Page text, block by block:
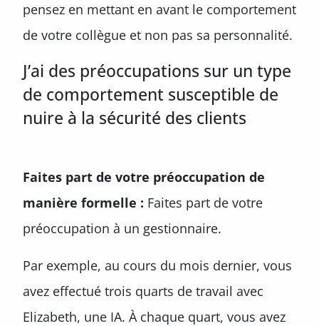
pensez en mettant en avant le comportement
de votre collègue et non pas sa personnalité.
J’ai des préoccupations sur un type
de comportement susceptible de
nuire à la sécurité des clients
Faites part de votre préoccupation de
manière formelle : Faites part de votre
préoccupation à un gestionnaire.
Par exemple, au cours du mois dernier, vous
avez effectué trois quarts de travail avec
Elizabeth, une IA. À chaque quart, vous avez